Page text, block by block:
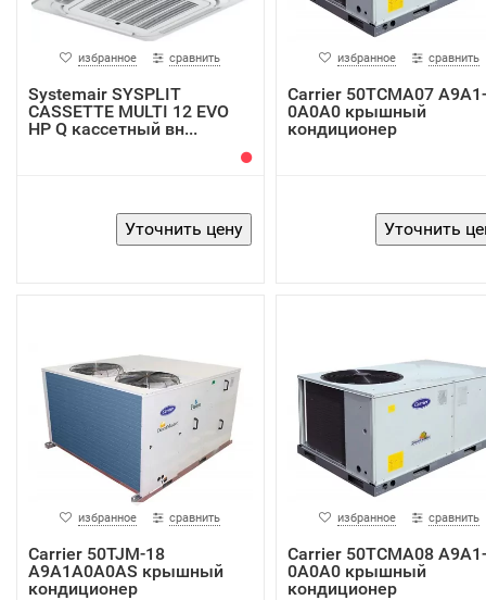
избранное сравнить
Systemair SYSPLIT
CASSETTE MULTI 12 EVO
HP Q кассетный вн...
избранное сравнить
Carrier 50TCMA07 A9A1-
0A0A0 крышный
кондиционер
избранное сравнить
Carrier 50TJM-18
A9A1A0A0AS крышный
кондиционер
избранное сравнить
Carrier 50TCMA08 A9A1-
0A0A0 крышный
кондиционер